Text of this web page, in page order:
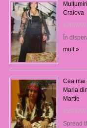
Craiova
22/07/
În
mult »
Cea mai
Maria
Martie
25/03/
Spread